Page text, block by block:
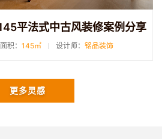
平法式中古风装修案例分享
面积： 145㎡ 设计师： 铭品装饰
更多灵感